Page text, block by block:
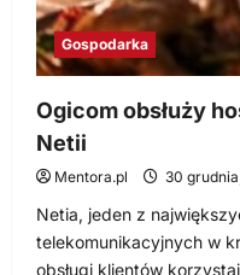
Gospodarka
Ogicom obsłuży
Netii
Mentora.pl 30
Netia, jeden z
telekomunikacyjnych w
obsługi klientów